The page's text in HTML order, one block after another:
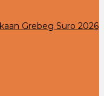
Grebeg Suro 2026